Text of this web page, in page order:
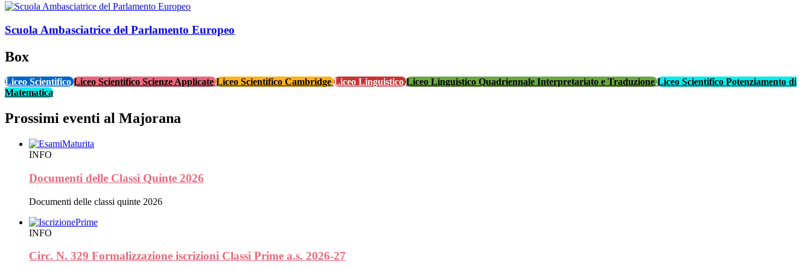
Scuola Ambasciatrice del Parlamento Europeo
Box
Liceo ScientificoLiceo Scientifico Scienze ApplicateLiceo Scientifico CambridgeLiceo LinguisticoLiceo Linguistico Quadriennale Interpretariato e TraduzioneLiceo Scientifico Potenziamento di
Matematica
Prossimi eventi al Majorana
INFO
Documenti delle Classi Quinte 2026
Documenti delle classi quinte 2026
INFO
Circ. N. 329 Formalizzazione iscrizioni Classi Prime a.s. 2026-27